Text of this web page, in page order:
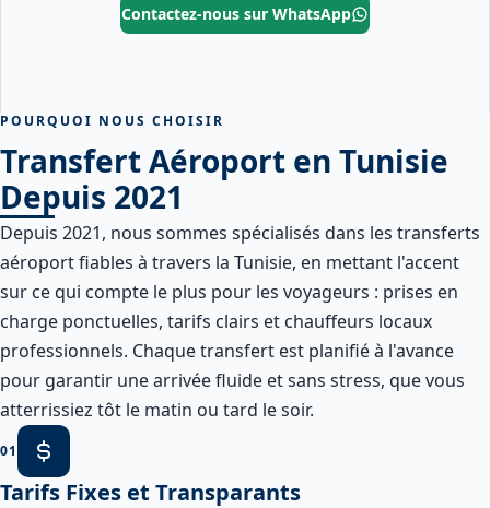
Contactez-nous sur WhatsApp
POURQUOI NOUS CHOISIR
Transfert Aéroport en Tunisie
Depuis 2021
Depuis 2021, nous sommes spécialisés dans les transferts
aéroport fiables à travers la Tunisie, en mettant l'accent
sur ce qui compte le plus pour les voyageurs : prises en
charge ponctuelles, tarifs clairs et chauffeurs locaux
professionnels. Chaque transfert est planifié à l'avance
pour garantir une arrivée fluide et sans stress, que vous
atterrissiez tôt le matin ou tard le soir.
01
Tarifs Fixes et Transparants